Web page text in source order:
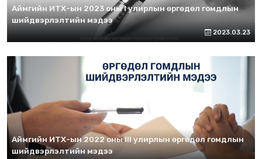
Аймгийн ИТХ-ын 2023 оны I улирлын өргөдөл гомдлын
шийдвэрлэлтийн мэдээ
2023.03.23
Аймгийн ИТХ-ын 2022 оны III улирлын өргөдөл гомдлын
шийдвэрлэлтийн мэдээ